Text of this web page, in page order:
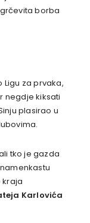
borba
Ligu za prvaka,
negdje kiksati
plasirao u
tko je gazda
kraja
Karlovića